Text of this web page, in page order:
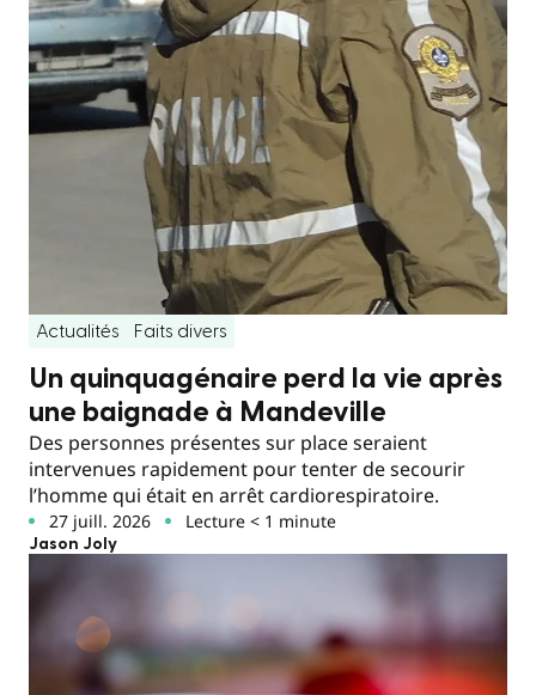
Actualités Faits divers
Un quinquagénaire perd la vie après
une baignade à Mandeville
Des personnes présentes sur place seraient
intervenues rapidement pour tenter de secourir
l’homme qui était en arrêt cardiorespiratoire.
27 juill. 2026 Lecture < 1 minute
Jason Joly